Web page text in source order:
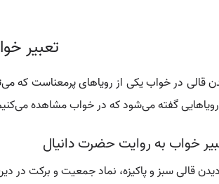
تعبیر
قالی در خواب یکی از رویاهای پرمعناست که
گفته می‌شود که در خواب مشاهده
خواب به روایت حضرت دانیال
دیدن قالی سبز و پاکیزه، نماد جمعیت و برکت در